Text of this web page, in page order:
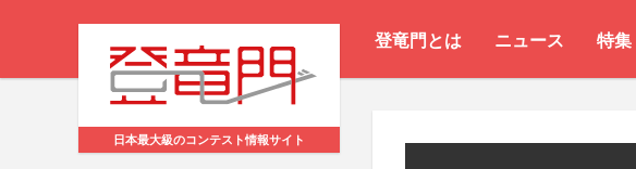
登竜門とは ニュース 特集
日本最大級のコンテスト情報サイト